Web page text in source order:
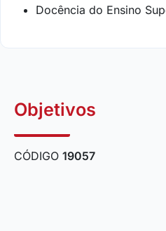
Docência do Ensino
Objetivos
CÓDIGO 19057